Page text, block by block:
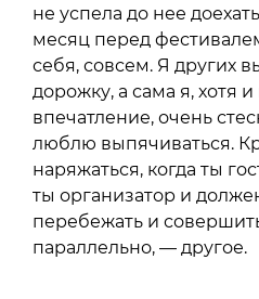
не успела до нее
месяц перед
себя, совсем. Я других
дорожку, а сама я, хотя
впечатление, очень
люблю выпячиваться.
наряжаться, когда ты
ты организатор и
перебежать и
параллельно, — другое.